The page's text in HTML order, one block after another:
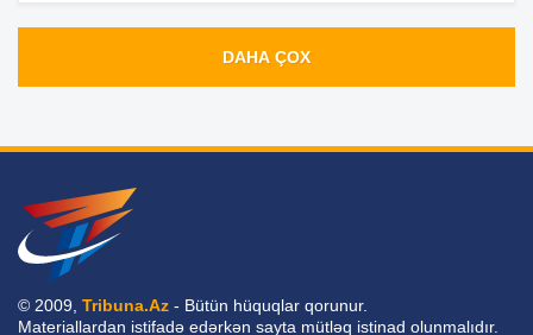
DAHA ÇOX
© 2009, Tribuna.Az - Bütün hüquqlar qorunur.
Materiallardan istifadə edərkən sayta mütləq istinad olunmalıdır.